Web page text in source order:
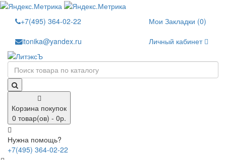
+7(495) 364-02-22
itonika@yandex.ru
Мои Закладки (0)
Личный кабинет
Корзина покупок
0 товар(ов) - 0р.
Нужна помощь?
+7(495) 364-02-22